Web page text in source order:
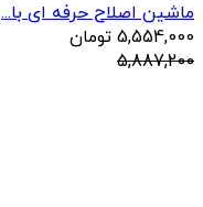
ماشین اصلاح حرفه ای با...
5,554,000 تومان
5,887,200